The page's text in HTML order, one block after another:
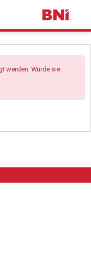
werden. Wurde sie